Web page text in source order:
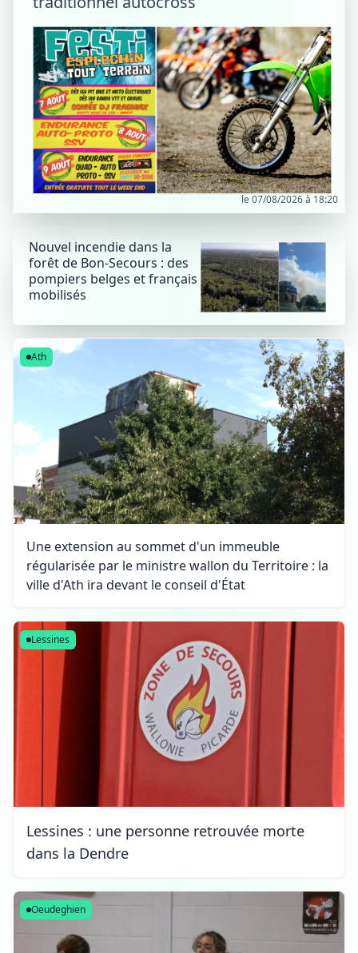
le 07/08/2026 à 18:20
Nouvel incendie dans la
forêt de Bon-Secours : des
pompiers belges et français
mobilisés
Ath
Une extension au sommet d'un immeuble
régularisée par le ministre wallon du Territoire : la
ville d'Ath ira devant le conseil d'État
Lessines
Lessines : une personne retrouvée morte
dans la Dendre
Oeudeghien